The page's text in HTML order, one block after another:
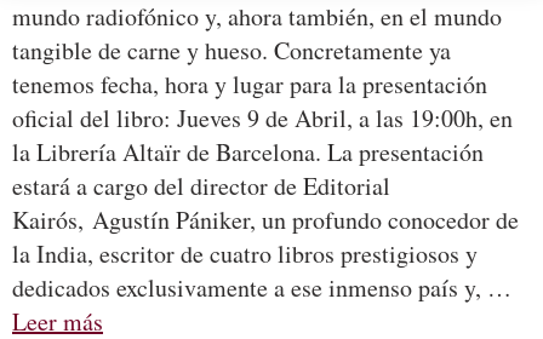
mundo radiofónico y, ahora también, en el mundo
tangible de carne y hueso. Concretamente ya
tenemos fecha, hora y lugar para la presentación
oficial del libro: Jueves 9 de Abril, a las 19:00h, en
la Librería Altaïr de Barcelona. La presentación
estará a cargo del director de Editorial
Kairós, Agustín Pániker, un profundo conocedor de
la India, escritor de cuatro libros prestigiosos y
dedicados exclusivamente a ese inmenso país y, …
Leer más